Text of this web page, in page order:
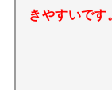
きやすいです